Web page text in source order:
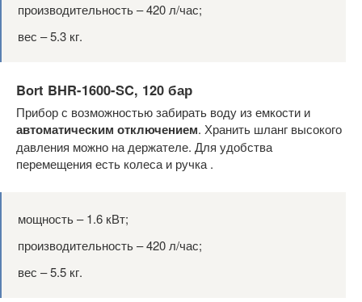
производительность – 420 л/час;
вес – 5.3 кг.
Bort BHR-1600-SC, 120 бар
Прибор с возможностью забирать воду из емкости и
автоматическим отключением. Хранить шланг высокого
давления можно на держателе. Для удобства
перемещения есть колеса и ручка .
мощность – 1.6 кВт;
производительность – 420 л/час;
вес – 5.5 кг.